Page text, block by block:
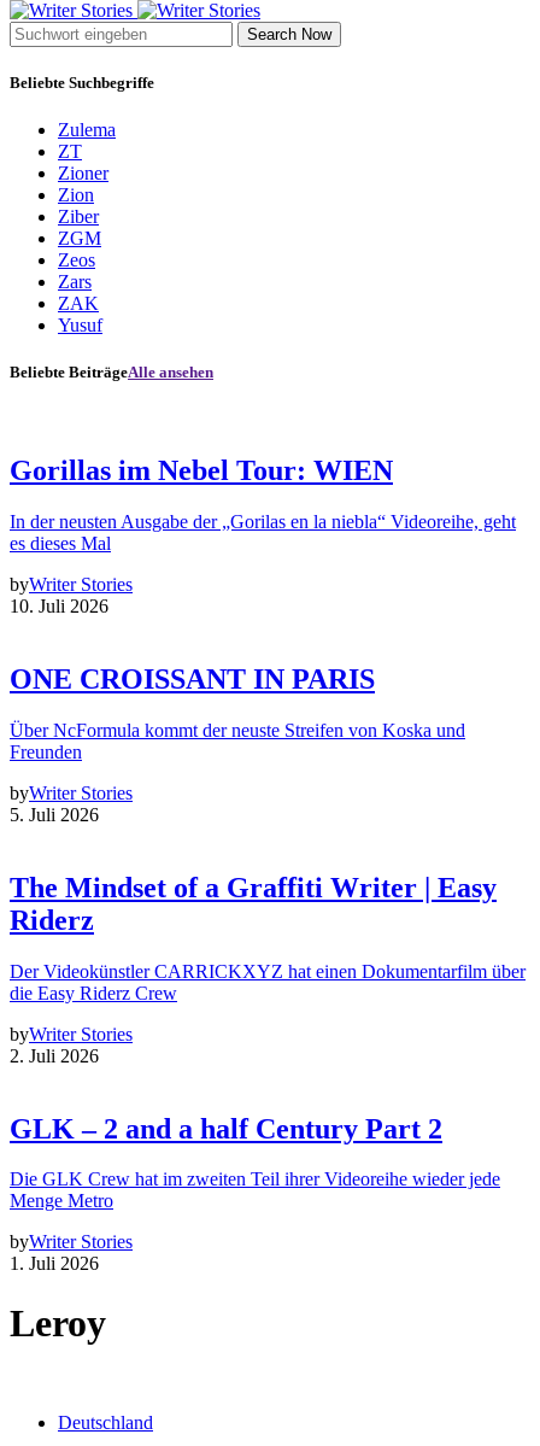
Search Now
Beliebte Suchbegriffe
Zulema
ZT
Zioner
Zion
Ziber
ZGM
Zeos
Zars
ZAK
Yusuf
Beliebte BeiträgeAlle ansehen
Gorillas im Nebel Tour: WIEN
In der neusten Ausgabe der „Gorilas en la niebla“ Videoreihe, geht
es dieses Mal
byWriter Stories
10. Juli 2026
ONE CROISSANT IN PARIS
Über NcFormula kommt der neuste Streifen von Koska und
Freunden
byWriter Stories
5. Juli 2026
The Mindset of a Graffiti Writer | Easy
Riderz
Der Videokünstler CARRICKXYZ hat einen Dokumentarfilm über
die Easy Riderz Crew
byWriter Stories
2. Juli 2026
GLK – 2 and a half Century Part 2
Die GLK Crew hat im zweiten Teil ihrer Videoreihe wieder jede
Menge Metro
byWriter Stories
1. Juli 2026
Leroy
Deutschland